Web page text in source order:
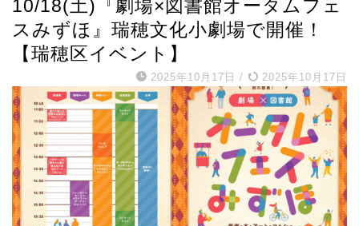
10/18(土)『劇場×図書館オータムフェ
スみずほ』瑞穂文化小劇場で開催！
【瑞穂区イベント】
2025年10月17日 / 2025年10月17日